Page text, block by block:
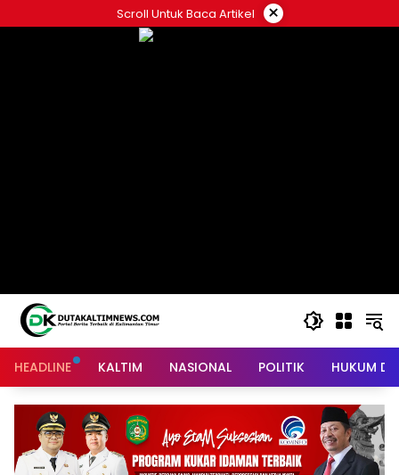
to
Scroll Untuk Baca Artikel ×
HEADLINE KALTIM NASIONAL POLITIK HUKUM